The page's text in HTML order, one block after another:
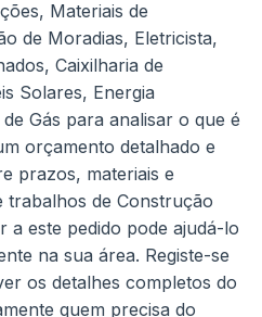
Materiais de
de Moradias, Eletricista,
Caixilharia de
Solares, Energia
Gás para analisar o que é
orçamento detalhado e
prazos, materiais e
trabalhos de Construção
a este pedido pode ajudá-lo
na sua área. Registe-se
os detalhes completos do
quem precisa do